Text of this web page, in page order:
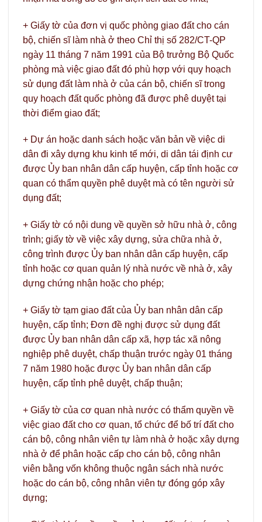
+ Giấy tờ của đơn vị quốc phòng giao đất cho cán
bộ, chiến sĩ làm nhà ở theo Chỉ thị số 282/CT-QP
ngày 11 tháng 7 năm 1991 của Bộ trưởng Bộ Quốc
phòng mà việc giao đất đó phù hợp với quy hoạch
sử dụng đất làm nhà ở của cán bộ, chiến sĩ trong
quy hoạch đất quốc phòng đã được phê duyệt tại
thời điểm giao đất;
+ Dự án hoặc danh sách hoặc văn bản về việc di
dân đi xây dựng khu kinh tế mới, di dân tái định cư
được Ủy ban nhân dân cấp huyện, cấp tỉnh hoặc cơ
quan có thẩm quyền phê duyệt mà có tên người sử
dụng đất;
+ Giấy tờ có nội dung về quyền sở hữu nhà ở, công
trình; giấy tờ về việc xây dựng, sửa chữa nhà ở,
công trình được Ủy ban nhân dân cấp huyện, cấp
tỉnh hoặc cơ quan quản lý nhà nước về nhà ở, xây
dựng chứng nhận hoặc cho phép;
+ Giấy tờ tạm giao đất của Ủy ban nhân dân cấp
huyện, cấp tỉnh; Đơn đề nghị được sử dụng đất
được Ủy ban nhân dân cấp xã, hợp tác xã nông
nghiệp phê duyệt, chấp thuận trước ngày 01 tháng
7 năm 1980 hoặc được Ủy ban nhân dân cấp
huyện, cấp tỉnh phê duyệt, chấp thuận;
+ Giấy tờ của cơ quan nhà nước có thẩm quyền về
việc giao đất cho cơ quan, tổ chức để bố trí đất cho
cán bộ, công nhân viên tự làm nhà ở hoặc xây dựng
nhà ở để phân hoặc cấp cho cán bộ, công nhân
viên bằng vốn không thuộc ngân sách nhà nước
hoặc do cán bộ, công nhân viên tự đóng góp xây
dựng;